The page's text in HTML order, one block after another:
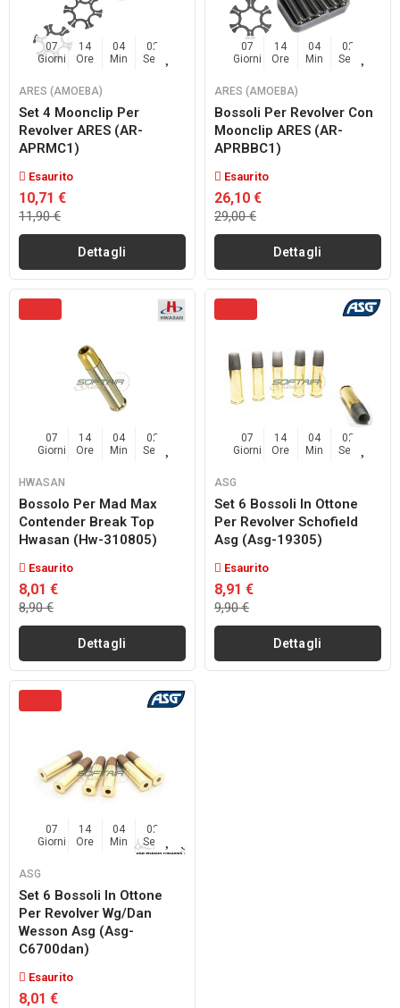
07
Giorni
14
Ore
04
Min
02
Sec
ARES (AMOEBA)
Set 4 Moonclip Per
Revolver ARES (AR-
APRMC1)
Esaurito
10,71 €
11,90 €
Dettagli
07
Giorni
14
Ore
04
Min
02
Sec
ARES (AMOEBA)
Bossoli Per Revolver Con
Moonclip ARES (AR-
APRBBC1)
Esaurito
26,10 €
29,00 €
Dettagli
07
Giorni
14
Ore
04
Min
02
Sec
HWASAN
Bossolo Per Mad Max
Contender Break Top
Hwasan (hw-310805)
Esaurito
8,01 €
8,90 €
Dettagli
07
Giorni
14
Ore
04
Min
02
Sec
ASG
Set 6 Bossoli In Ottone
Per Revolver Schofield
Asg (asg-19305)
Esaurito
8,91 €
9,90 €
Dettagli
07
Giorni
14
Ore
04
Min
02
Sec
ASG
Set 6 Bossoli In Ottone
Per Revolver Wg/dan
Wesson Asg (asg-
C6700dan)
Esaurito
8,01 €